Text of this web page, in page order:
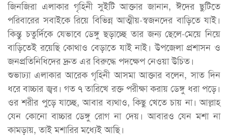
জিনজিরা এলাকার গৃহিনী সুইটি আক্তার জানান, ঈদের ছুটিতে
পরিবারের সবাইকে রিয়ে বিভিন্ন আত্মীয়-স্বজনদের বাড়িতে যাই।
কিন্তু চতুর্দিকে যেভাবে ডেঙ্গু ছড়াচ্ছে তার জন্য ছেলে-মেয়ে নিয়ে
বাড়িতেই রয়েছি কোথাও বেড়াতে যাই নাই। উপজেলা প্রশাসন ও
জনপ্রতিনিধিদের দ্রুত এর বিরুদ্ধে পদক্ষেপ নেওয়া উচিত।
শুভাঢ্যা এলাকার আরেক গৃহিনী আসমা আক্তার বলেন, সাত দিন
ধরে বাচ্চার জ্বর। গত ৭ তারিখে রক্ত পরীক্ষা করায় ডেঙ্গু ধরা পড়ে।
ওর শরীর পুড়ে যাচ্ছে, আবার ব্যথাও, কিছু খেতে চায় না। আল্লাহ
যেন কোনো বাচ্চার ডেঙ্গু রোগ না দেয়। আবারও যেন মশা না
কামড়ায়, তাই মশারির মধ্যেই আছি।